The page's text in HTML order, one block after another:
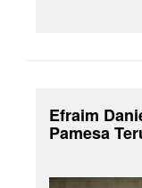
Efraim
Pamesa